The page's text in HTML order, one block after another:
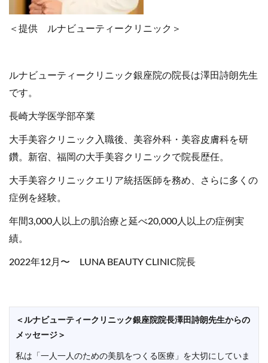
＜提供 ルナビューティークリニック＞
ルナビューティークリニック銀座院の院長は澤田詩朗先生
です。
長崎大学医学部卒業
大手美容クリニック入職後、美容外科・美容皮膚科を研
鑽。新宿、福岡の大手美容クリニックで院長歴任。
大手美容クリニックエリア統括医師を務め、さらに多くの
症例を経験。
年間3,000人以上の肌治療と延べ20,000人以上の症例実
績。
2022年12月〜 LUNA BEAUTY CLINIC院長
＜ルナビューティークリニック銀座院院長澤田詩朗先生からの
メッセージ＞
私は「一人一人のための美肌をつくる医療」を大切にしていま